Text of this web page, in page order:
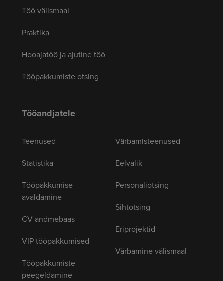
Töö välismaal
Praktika
Hooajatöö ja ajutine töö
Tööpakkumiste otsing
Tööandjatele
Teenused
Statistika
Tööpakkumise
avaldamine
CV andmebaas
VIP tööpakkumised
Tööpakkumiste
peegeldamine
Värbamisteenused
Eelvalik
Personaliotsing
Sihtotsing
Eriprojektid
Värbamine välismaal